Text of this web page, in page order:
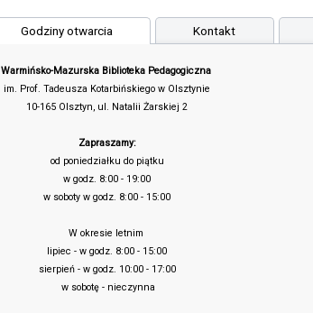
Godziny otwarcia Kontakt
Warmińsko-Mazurska Biblioteka Pedagogiczna
im. Prof. Tadeusza Kotarbińskiego w Olsztynie
10-165 Olsztyn, ul. Natalii Żarskiej 2
Zapraszamy:
od poniedziałku do piątku
w godz. 8:00 - 19:00
w soboty w godz. 8:00 - 15:00
W okresie letnim
lipiec - w godz. 8:00 - 15:00
sierpień - w godz. 10:00 - 17:00
w sobotę - nieczynna